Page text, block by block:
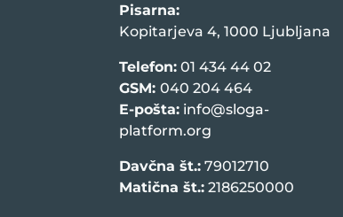
Pisarna:
Kopitarjeva 4, 1000 Ljubljana
Telefon: 01 434 44 02
GSM:040 204 464
E-pošta: info@sloga-
platform.org
Davčna št.: 79012710
Matična št.: 2186250000